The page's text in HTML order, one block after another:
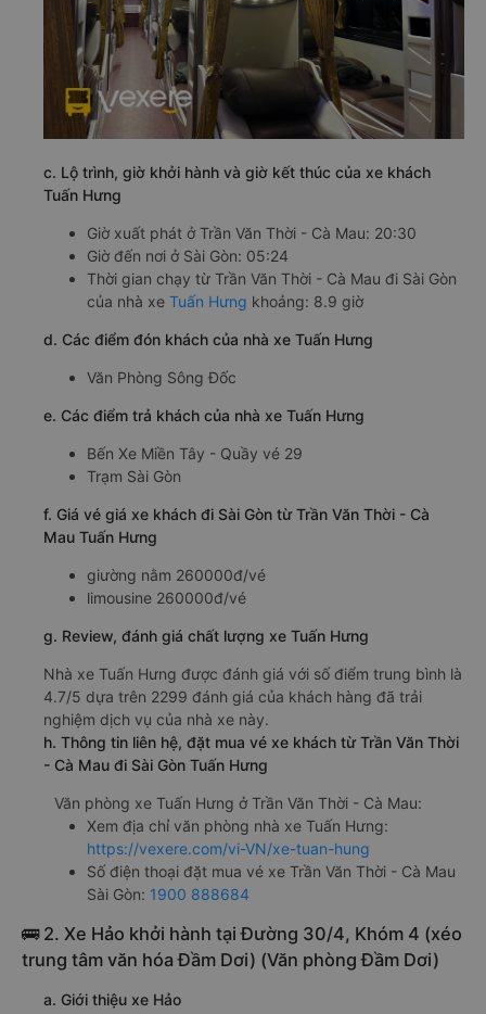
c. Lộ trình, giờ khởi hành và giờ kết thúc của xe khách
Tuấn Hưng
Giờ xuất phát ở Trần Văn Thời - Cà Mau: 20:30
Giờ đến nơi ở Sài Gòn: 05:24
Thời gian chạy từ Trần Văn Thời - Cà Mau đi Sài Gòn
của nhà xe Tuấn Hưng khoảng: 8.9 giờ
d. Các điểm đón khách của nhà xe Tuấn Hưng
Văn Phòng Sông Đốc
e. Các điểm trả khách của nhà xe Tuấn Hưng
Bến Xe Miền Tây - Quầy vé 29
Trạm Sài Gòn
f. Giá vé giá xe khách đi Sài Gòn từ Trần Văn Thời - Cà
Mau Tuấn Hưng
giường nằm 260000đ/vé
limousine 260000đ/vé
g. Review, đánh giá chất lượng xe Tuấn Hưng
Nhà xe Tuấn Hưng được đánh giá với số điểm trung bình là
4.7/5 dựa trên 2299 đánh giá của khách hàng đã trải
nghiệm dịch vụ của nhà xe này.
h. Thông tin liên hệ, đặt mua vé xe khách từ Trần Văn Thời
- Cà Mau đi Sài Gòn Tuấn Hưng
Văn phòng xe Tuấn Hưng ở Trần Văn Thời - Cà Mau:
Xem địa chỉ văn phòng nhà xe Tuấn Hưng:
https://vexere.com/vi-VN/xe-tuan-hung
Số điện thoại đặt mua vé xe Trần Văn Thời - Cà Mau
Sài Gòn: 1900 888684
🚌 2. Xe Hảo khởi hành tại Đường 30/4, Khóm 4 (xéo
trung tâm văn hóa Đầm Dơi) (Văn phòng Đầm Dơi)
a. Giới thiệu xe Hảo